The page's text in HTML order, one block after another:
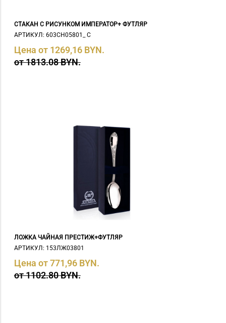
СТАКАН С РИСУНКОМ ИМПЕРАТОР+ ФУТЛЯР
АРТИКУЛ: 603СН05801_ С
Цена от 1269,16 BYN.
от 1813.08 BYN.
ЛОЖКА ЧАЙНАЯ ПРЕСТИЖ+ФУТЛЯР
АРТИКУЛ: 153ЛЖ03801
Цена от 771,96 BYN.
от 1102.80 BYN.